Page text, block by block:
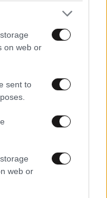
on web or
sent to
web or
έργα τέχνης
Ισπανίας